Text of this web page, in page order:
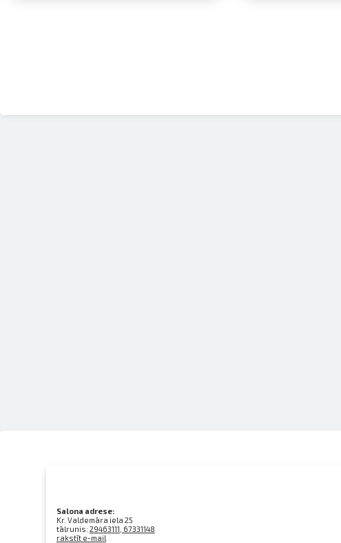
Salona adrese:
Kr. Valdemāra iela 25
tālrunis: 29463111, 67331148
rakstīt e-mail